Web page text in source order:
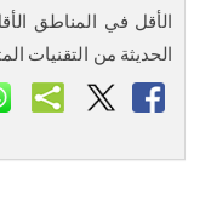
الأقل في المناطق
الحديثة من التقنيات